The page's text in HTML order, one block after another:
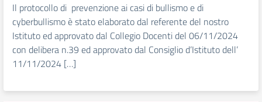
Il protocollo di prevenzione ai casi di bullismo e di
cyberbullismo è stato elaborato dal referente del nostro
Istituto ed approvato dal Collegio Docenti del 06/11/2024
con delibera n.39 ed approvato dal Consiglio d’Istituto dell’
11/11/2024 […]